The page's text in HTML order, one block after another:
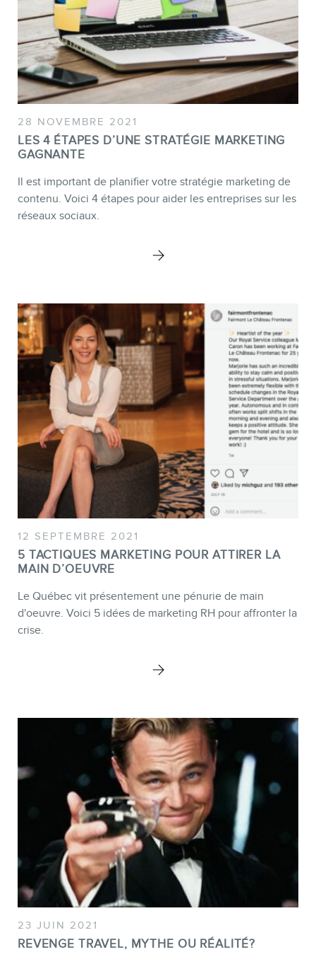
28 NOVEMBRE 2021
LES 4 ÉTAPES D’UNE STRATÉGIE MARKETING
GAGNANTE
Il est important de planifier votre stratégie marketing de
contenu. Voici 4 étapes pour aider les entreprises sur les
réseaux sociaux.
12 SEPTEMBRE 2021
5 TACTIQUES MARKETING POUR ATTIRER LA
MAIN D’OEUVRE
Le Québec vit présentement une pénurie de main
d'oeuvre. Voici 5 idées de marketing RH pour affronter la
crise.
23 JUIN 2021
REVENGE TRAVEL, MYTHE OU RÉALITÉ?